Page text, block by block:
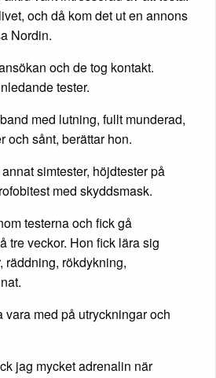
och då kom det ut en annons
Nordin.
och de tog kontakt.
tester.
med lutning, fullt munderad,
och sånt, berättar hon.
simtester, höjdtester på
med skyddsmask.
testerna och fick gå
tre veckor. Hon fick lära sig
räddning, rökdykning,
med på utryckningar och
jag mycket adrenalin när